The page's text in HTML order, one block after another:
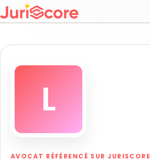
L
AVOCAT RÉFÉRENCÉ SUR JURISCORE